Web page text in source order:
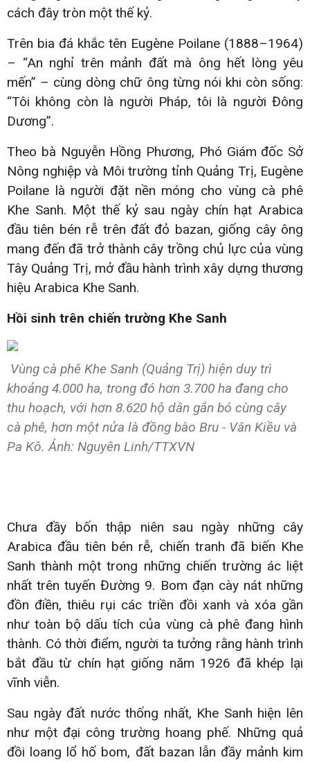
cách đây tròn một thế kỷ.
Trên bia đá khắc tên Eugène Poilane (1888–1964)
– “An nghỉ trên mảnh đất mà ông hết lòng yêu
mến” – cùng dòng chữ ông từng nói khi còn sống:
“Tôi không còn là người Pháp, tôi là người Đông
Dương”.
Theo bà Nguyễn Hồng Phương, Phó Giám đốc Sở
Nông nghiệp và Môi trường tỉnh Quảng Trị, Eugène
Poilane là người đặt nền móng cho vùng cà phê
Khe Sanh. Một thế kỷ sau ngày chín hạt Arabica
đầu tiên bén rễ trên đất đỏ bazan, giống cây ông
mang đến đã trở thành cây trồng chủ lực của vùng
Tây Quảng Trị, mở đầu hành trình xây dựng thương
hiệu Arabica Khe Sanh.
Hồi sinh trên chiến trường Khe Sanh
Vùng cà phê Khe Sanh (Quảng Trị) hiện duy trì
khoảng 4.000 ha, trong đó hơn 3.700 ha đang cho
thu hoạch, với hơn 8.620 hộ dân gắn bó cùng cây
cà phê, hơn một nửa là đồng bào Bru - Vân Kiều và
Pa Kô. Ảnh: Nguyên Linh/TTXVN
Chưa đầy bốn thập niên sau ngày những cây
Arabica đầu tiên bén rễ, chiến tranh đã biến Khe
Sanh thành một trong những chiến trường ác liệt
nhất trên tuyến Đường 9. Bom đạn cày nát những
đồn điền, thiêu rụi các triền đồi xanh và xóa gần
như toàn bộ dấu tích của vùng cà phê đang hình
thành. Có thời điểm, người ta tưởng rằng hành trình
bắt đầu từ chín hạt giống năm 1926 đã khép lại
vĩnh viễn.
Sau ngày đất nước thống nhất, Khe Sanh hiện lên
như một đại công trường hoang phế. Những quả
đồi loang lổ hố bom, đất bazan lẫn đầy mảnh kim